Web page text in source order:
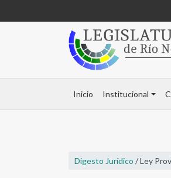
Inicio Institucional
Digesto Jurídico / Ley